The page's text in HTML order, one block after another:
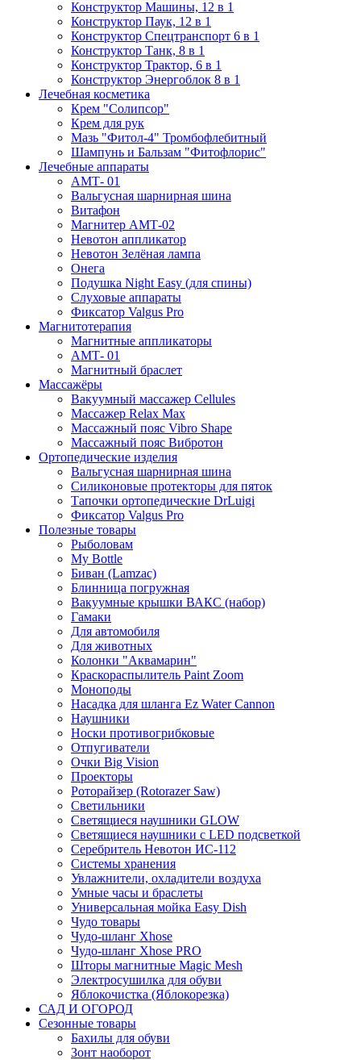
Конструктор Машины, 12 в 1
Конструктор Паук, 12 в 1
Конструктор Спецтранспорт 6 в 1
Конструктор Танк, 8 в 1
Конструктор Трактор, 6 в 1
Конструктор Энергоблок 8 в 1
Лечебная косметика
Крем "Солипсор"
Крем для рук
Мазь "Фитол-4" Тромбофлебитный
Шампунь и Бальзам "Фитофлорис"
Лечебные аппараты
АМТ- 01
Вальгусная шарнирная шина
Витафон
Магнитер АМТ-02
Невотон аппликатор
Невотон Зелёная лампа
Онега
Подушка Night Easy (для спины)
Слуховые аппараты
Фиксатор Valgus Pro
Магнитотерапия
Магнитные аппликаторы
АМТ- 01
Магнитный браслет
Массажёры
Вакуумный массажер Cellules
Массажер Relax Max
Массажный пояс Vibro Shape
Массажный пояс Вибротон
Ортопедические изделия
Вальгусная шарнирная шина
Силиконовые протекторы для пяток
Тапочки ортопедические DrLuigi
Фиксатор Valgus Pro
Полезные товары
Рыболовам
My Bottle
Биван (Lamzac)
Блинница погружная
Вакуумные крышки ВАКС (набор)
Гамаки
Для автомобиля
Для животных
Колонки "Аквамарин"
Краскораспылитель Paint Zoom
Моноподы
Насадка для шланга Ez Water Cannon
Наушники
Носки противогрибковые
Отпугиватели
Очки Big Vision
Проекторы
Роторайзер (Rotorazer Saw)
Светильники
Светящиеся наушники GLOW
Светящиеся наушники с LED подсветкой
Серебритель Невотон ИС-112
Системы хранения
Увлажнители, охладители воздуха
Умные часы и браслеты
Универсальная мойка Easy Dish
Чудо товары
Чудо-шланг Xhose
Чудо-шланг Xhose PRO
Шторы магнитные Magic Mesh
Электросушилка для обуви
Яблокочистка (Яблокорезка)
САД И ОГОРОД
Сезонные товары
Бахилы для обуви
Зонт наоборот